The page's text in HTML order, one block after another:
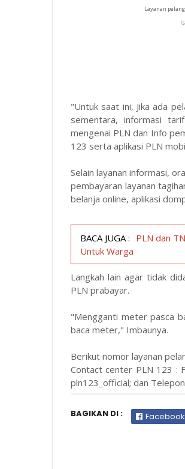
Layanan
"Untuk saat ini, Jika ada
sementara, informasi
mengenai PLN dan Info
123 serta aplikasi PLN
Selain layanan informasi,
pembayaran layanan
belanja online, aplikasi
BACA JUGA : PLN dan
Untuk Warga
Langkah lain agar tidak
PLN prabayar.
"Mengganti meter pasca
baca meter," Imbaunya.
Berikut nomor layanan
Contact center PLN 123 :
pln123_official; dan
BAGIKAN DI : Facebook